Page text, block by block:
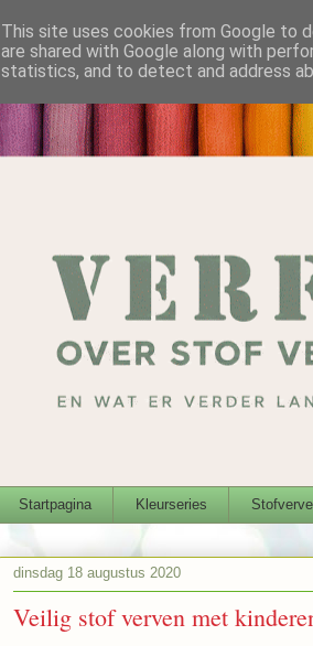
Startpagina Kleurseries
dinsdag 18 augustus 2020
Veilig stof verven met
This site uses cookies from Google to
are shared with Google along with
statistics, and to detect and address